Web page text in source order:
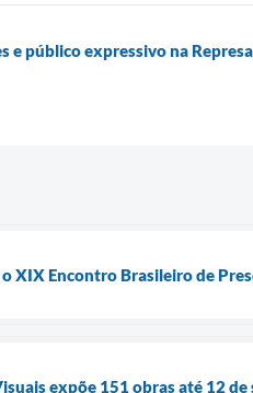
e público expressivo na
XIX Encontro Brasileiro de
expõe 151 obras até 12